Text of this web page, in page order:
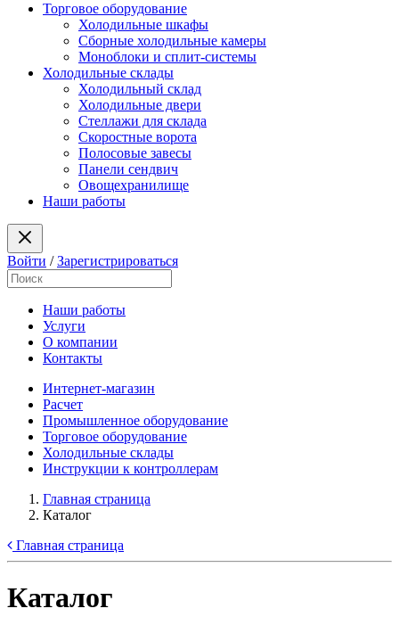
Торговое оборудование
Холодильные шкафы
Сборные холодильные камеры
Моноблоки и сплит-системы
Холодильные склады
Холодильный склад
Холодильные двери
Стеллажи для склада
Скоростные ворота
Полосовые завесы
Панели сендвич
Овощехранилище
Наши работы
Войти /Зарегистрироваться
Наши работы
Услуги
О компании
Контакты
Интернет-магазин
Расчет
Промышленное оборудование
Торговое оборудование
Холодильные склады
Инструкции к контроллерам
Главная страница
Каталог
Главная страница
Каталог